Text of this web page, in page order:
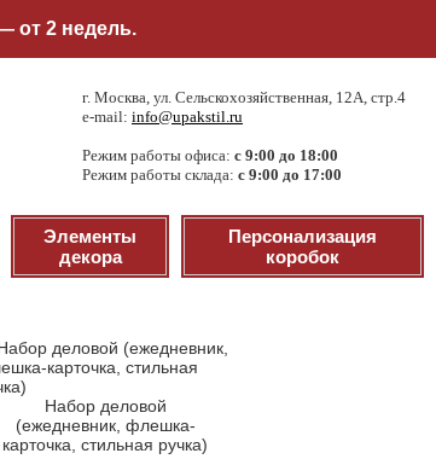
от 2 недель.
г. Москва, ул. Сельскохозяйственная, 12А, стр.4
e-mail: info@upakstil.ru
Режим работы офиса: с 9:00 до 18:00
Режим работы склада: с 9:00 до 17:00
Элементы
декора
Персонализация
коробок
Набор деловой
(ежедневник, флешка-
карточка, стильная ручка)